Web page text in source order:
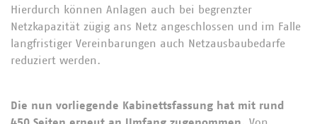
Hierdurch können Anlagen auch bei begrenzter
Netzkapazität zügig ans Netz angeschlossen und im Falle
langfristiger Vereinbarungen auch Netzausbaubedarfe
reduziert werden.
Die nun vorliegende Kabinettsfassung hat mit rund